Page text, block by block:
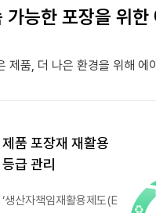
가능한 포장을 위한
제품, 더 나은 환경을 위해 에
제품 포장재 재활용
등급 관리
‘생산자책임재활용제도(E